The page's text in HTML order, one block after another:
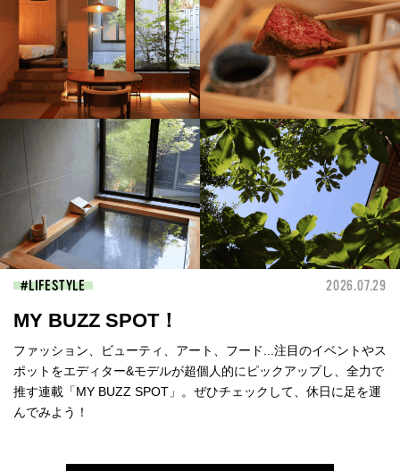
LIFESTYLE 2026.07.29
MY BUZZ SPOT！
ファッション、ビューティ、アート、フード...注目のイベントやス
ポットをエディター&モデルが超個人的にピックアップし、全力で
推す連載「MY BUZZ SPOT」。ぜひチェックして、休日に足を運
んでみよう！